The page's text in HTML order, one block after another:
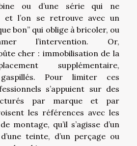
ou d’une série qui ne
et l’on se retrouve avec un
bon” qui oblige à bricoler, ou
l’intervention. Or,
cher : immobilisation de la
supplémentaire,
gaspillés. Pour limiter ces
s’appuient sur des
par marque et par
les références avec les
montage, qu’il s’agisse d’un
teinte, d’un perçage ou